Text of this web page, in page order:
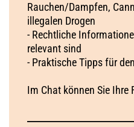
Rauchen/Dampfen,
illegalen Drogen
- Rechtliche
relevant sind
- Praktische Tipps für
Im Chat können Sie Ihre